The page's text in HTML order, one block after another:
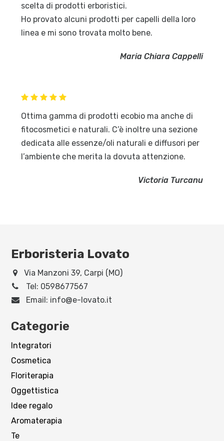
scelta di prodotti erboristici.
Ho provato alcuni prodotti per capelli della loro
linea e mi sono trovata molto bene.
Maria Chiara Cappelli
Ottima gamma di prodotti ecobio ma anche di
fitocosmetici e naturali. C’è inoltre una sezione
dedicata alle essenze/oli naturali e diffusori per
l’ambiente che merita la dovuta attenzione.
Victoria Turcanu
Erboristeria Lovato
Via Manzoni 39, Carpi (MO)
Tel: 0598677567
Email: info@e-lovato.it
Categorie
Integratori
Cosmetica
Floriterapia
Oggettistica
Idee regalo
Aromaterapia
Te